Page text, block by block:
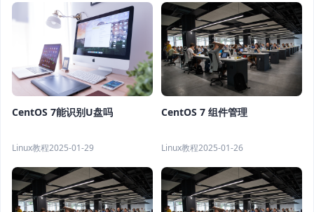
CentOS 7能识别U盘吗
Linux教程2025-01-29
CentOS 7 组件管理
Linux教程2025-01-26